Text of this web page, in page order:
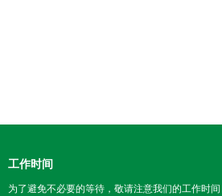
工作时间
为了避免不必要的等待，敬请注意我们的工作时